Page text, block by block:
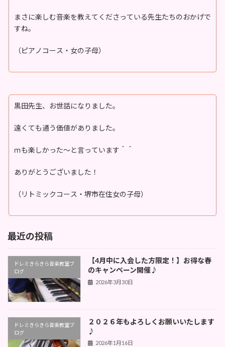
まさに楽しむ音楽を教えてくださっている先生たちのおかげで
すね。
（ピアノコース・女の子母）
黒田先生、お世話になりました。
遠くても通う価値がありました。
ｍも楽しかった～と言っています＾＾
ありがとうございました！
（リトミックコース・堺市在住女の子母）
最近の投稿
ドレミきらきら音楽教室ブ
ログ
【4月中に入会した方限定！】お得な春
のキャンペーン開催♪
2026年3月30日
ドレミきらきら音楽教室ブ
ログ
２０２６年もよろしくお願いいたします
♪
2026年1月16日